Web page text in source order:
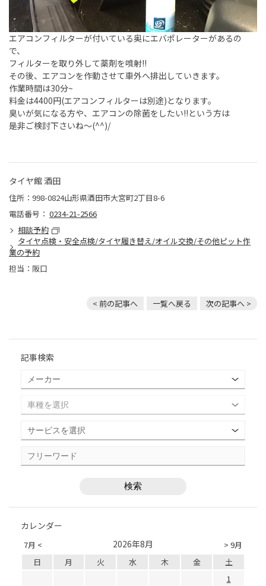
エアコンフィルターが付いている奥にエバポレーターがあるの
で、
フィルターを取り外して薬剤を噴射!!
その後、エアコンを作動させて車外へ排出していきます。
作業時間は30分~
料金は4400円(エアコンフィルターは別途)となります。
臭いが気になる方や、エアコンの除菌をしたい!!という方は
是非ご検討下さいね～(^^)/
タイヤ館 酒田
住所：998-0824山形県酒田市大宮町2丁目8-6
電話番号： 0234-21-2566
相談予約
タイヤ点検・安全点検/タイヤ履き替え/オイル交換/その他ピット作
業の予約
担当：阪口
< 前の記事へ 一覧へ戻る 次の記事へ >
記事検索
カレンダー
7月 < > 9月
2026年8月
日 月 火 水 木 金
土
1